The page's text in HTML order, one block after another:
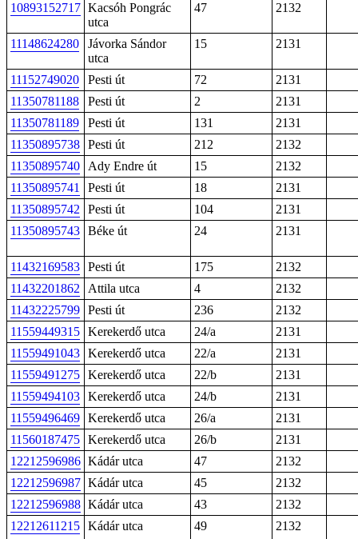
10893152717 Kacsóh Pongrác
utca
47 2132
11148624280
Jávorka Sándor
utca
15 2131
11152749020 Pesti út 72
2131
11350781188
Pesti út 2
2131
11350781189
Pesti út 131
2131
11350895738 Pesti út 212
2132
11350895740
Ady Endre út 15
2132
11350895741
Pesti út 18
2131
11350895742
Pesti út 104
2131
11350895743 Béke út 24 2131
11432169583 Pesti út 175
2132
11432201862
Attila utca 4
2132
11432225799 Pesti út 236
2132
11559449315 Kerekerdő utca 24/a
2131
11559491043 Kerekerdő utca 22/a
2131
11559491275 Kerekerdő utca 22/b
2131
11559494103 Kerekerdő utca 24/b
2131
11559496469 Kerekerdő utca 26/a
2131
11560187475 Kerekerdő utca 26/b
2131
12212596986 Kádár utca 47
2132
12212596987 Kádár utca 45
2132
12212596988 Kádár utca 43
2132
12212611215 Kádár utca 49 2132